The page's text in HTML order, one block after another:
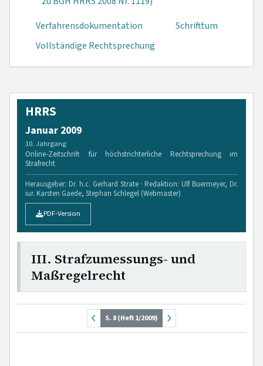
Verfahrensdokumen­tation
Schrifttum
Vollständige Rechtsprechung
HRRS
Januar 2009
10. Jahrgang
Online-Zeitschrift für höchstrichterliche Rechtsprechung im
Strafrecht
Herausgeber: Dr. h.c. Gerhard Strate · Redaktion: Ulf Buermeyer, Dr.
iur. Karsten Gaede, Stephan Schlegel (Webmaster)
PDF-Version
III. Strafzumessungs- und
Maßregelrecht
S. 8 (Heft 1/2009)